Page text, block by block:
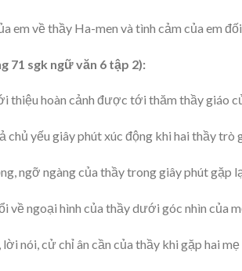
em về thầy Ha-men và tình cảm của em
71 sgk ngữ văn 6 tập 2):
thiệu hoàn cảnh được tới thăm thầy giáo
chủ yếu giây phút xúc động khi hai thầy trò
ngỡ ngàng của thầy trong giây phút gặp
về ngoại hình của thầy dưới góc nhìn của
lời nói, cử chỉ ân cần của thầy khi gặp hai mẹ